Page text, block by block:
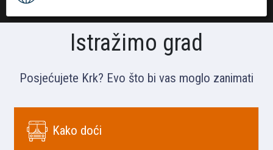
Istražimo grad
Posjećujete Krk? Evo što bi vas moglo zanimati
Kako doći